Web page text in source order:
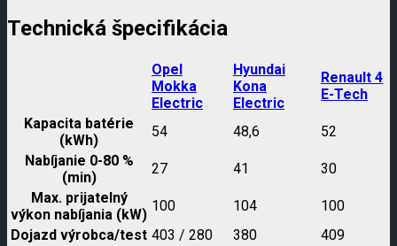
Technická špecifikácia
Opel
Mokka
Electric
Hyundai
Kona
Electric
Renault 4
E-Tech
Kapacita batérie
(kWh)
54 48,6
52
Nabíjanie 0-80 %
(min)
27 41
30
Max. prijatelný
výkon nabíjania (kW)
100 104
100
Dojazd výrobca/test 403 / 280 380
409